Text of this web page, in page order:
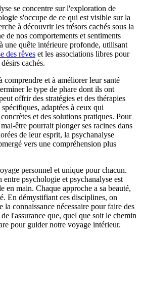
se concentre sur l'exploration de
s'occupe de ce qui est visible sur la
à découvrir les trésors cachés sous la
de nos comportements et sentiments
une quête intérieure profonde, utilisant
des rêves et les associations libres pour
cachés.
comprendre et à améliorer leur santé
le type de phare dont ils ont
offrir des stratégies et des thérapies
adaptées à ceux qui
et des solutions pratiques. Pour
être pourrait plonger ses racines dans
de leur esprit, la psychanalyse
vers une compréhension plus
personnel et unique pour chacun.
psychologie et psychanalyse est
en main. Chaque approche a sa beauté,
En démystifiant ces disciplines, on
la connaissance nécessaire pour faire des
l'assurance que, quel que soit le chemin
pour guider notre voyage intérieur.